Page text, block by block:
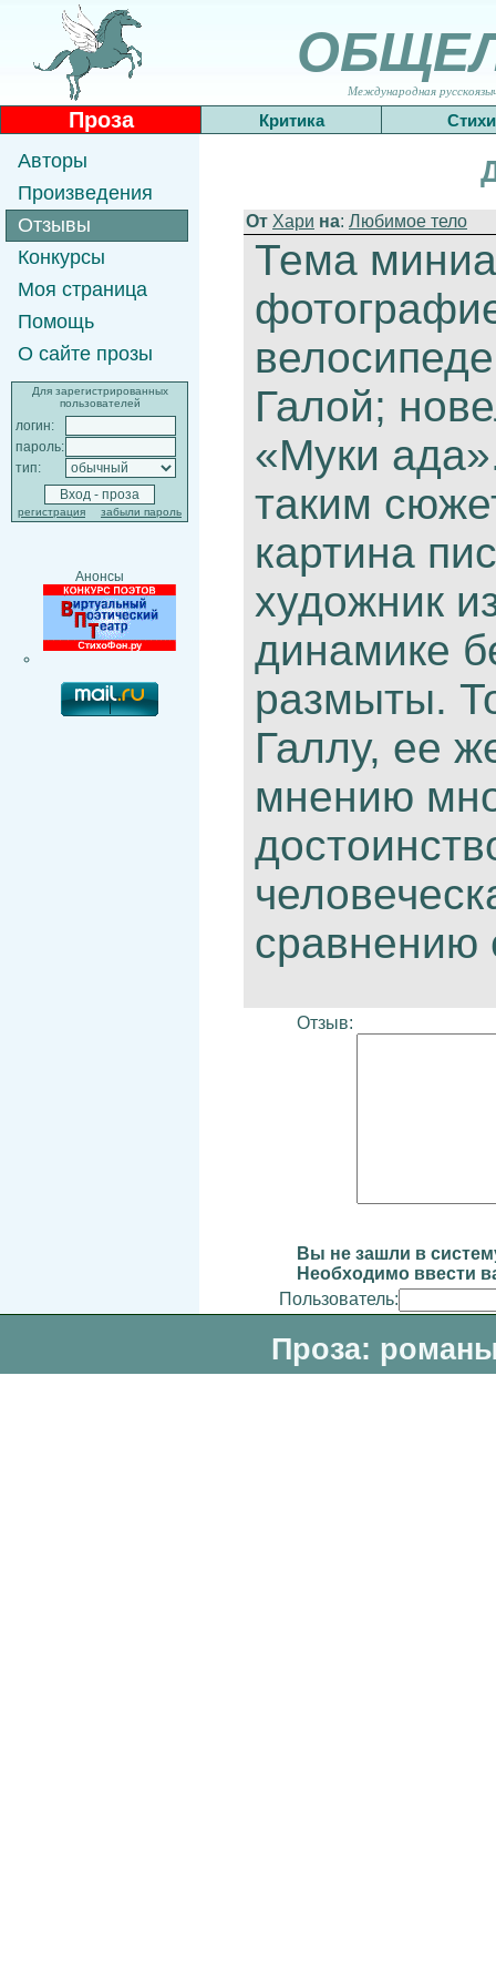
Международная
Проза Критика Стихи
Авторы
Произведения
Отзывы
Конкурсы
Моя страница
Помощь
О сайте прозы
Для зарегистрированных
пользователей
логин:
пароль:
тип:
регистрация забыли пароль
Анонсы
От Хари на: Любимое тело
Тема
Галой;
«Муки
таким
картина
художник
динамике
размыты.
Галлу, ее
мнению
Отзыв:
Вы не зашли в
Необходимо ввести
Пользователь:
Проза: